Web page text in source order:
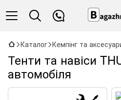
Каталог Кемпінг та
Тенти та навіси
автомобіля